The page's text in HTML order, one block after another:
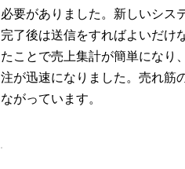
必要がありました。新しいシス
完了後は送信をすればよいだけ
たことで売上集計が簡単になり
注が迅速になりました。売れ筋
ながっています。